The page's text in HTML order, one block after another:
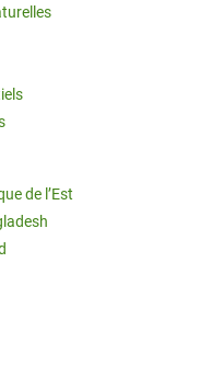
de l’Est